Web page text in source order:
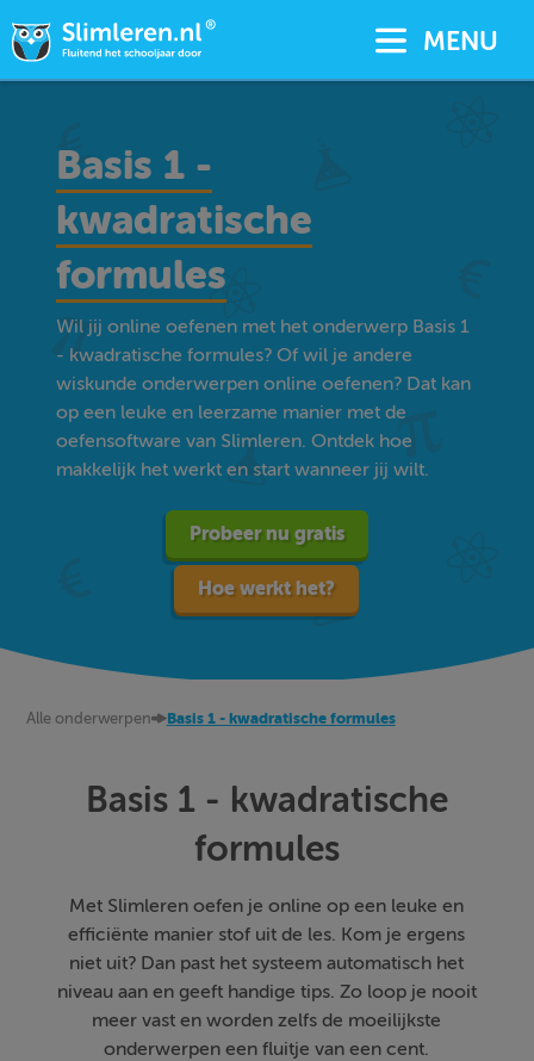
MENU
Basis 1 -
kwadratische
formules
Wil jij online oefenen met het onderwerp Basis 1
- kwadratische formules? Of wil je andere
wiskunde onderwerpen online oefenen? Dat kan
op een leuke en leerzame manier met de
oefensoftware van Slimleren. Ontdek hoe
makkelijk het werkt en start wanneer jij wilt.
Probeer nu gratis
Hoe werkt het?
Alle onderwerpen Basis 1 - kwadratische formules
Basis 1 - kwadratische
formules
Met Slimleren oefen je online op een leuke en
efficiënte manier stof uit de les. Kom je ergens
niet uit? Dan past het systeem automatisch het
niveau aan en geeft handige tips. Zo loop je nooit
meer vast en worden zelfs de moeilijkste
onderwerpen een fluitje van een cent.